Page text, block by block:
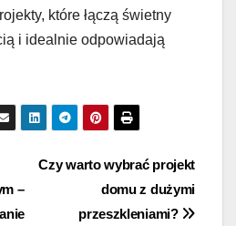
które łączą świetny
i idealnie odpowiadają
Czy warto wybrać projekt
domu z dużymi
przeszkleniami?
–